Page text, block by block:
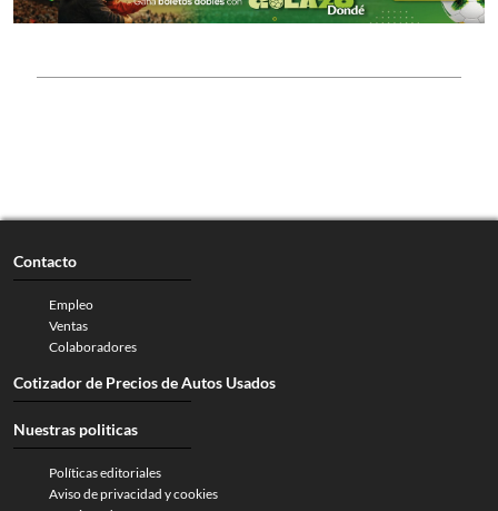
Contacto
Empleo
Ventas
Colaboradores
Cotizador de Precios de Autos Usados
Nuestras politicas
Políticas editoriales
Aviso de privacidad y cookies